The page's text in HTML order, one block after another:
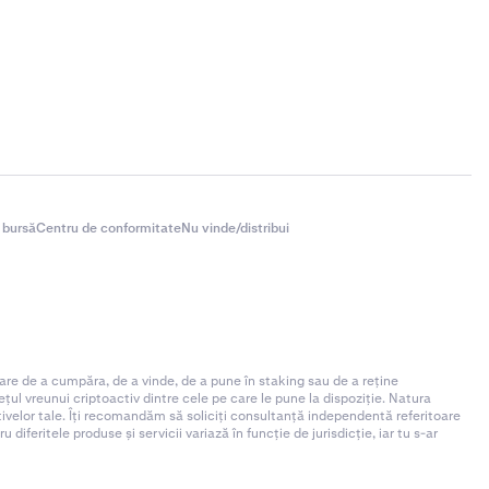
Centru de conformitateNu vinde/distribui
de a cumpăra, de a vinde, de a pune în staking sau de a reține
vreunui criptoactiv dintre cele pe care le pune la dispoziție. Natura
tale. Îți recomandăm să soliciți consultanță independentă referitoare
diferitele produse și servicii variază în funcție de jurisdicție, iar tu s-ar